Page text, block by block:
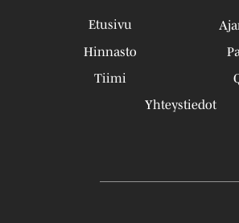
Etusivu
Hinnasto
Tiimi
Yhteystiedot